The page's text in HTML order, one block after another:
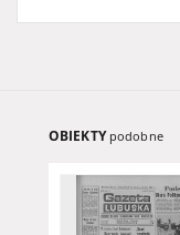
OBIEKTY podobne